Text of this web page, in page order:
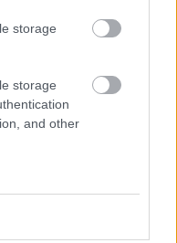
storage
storage
and other
bővítik
jó hírű református
szakasz indult be a